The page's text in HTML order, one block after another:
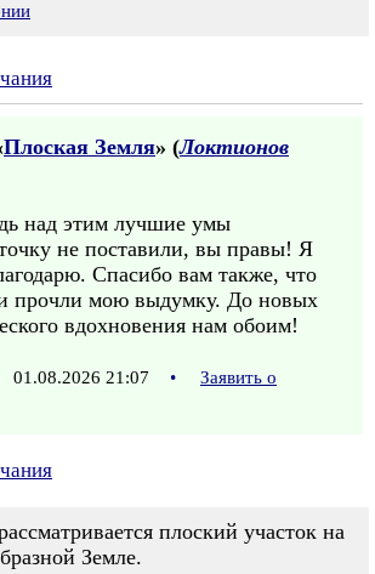
Плоская Земля» (Локтионов
над этим лучшие умы
не поставили, вы правы! Я
Спасибо вам также, что
прочли мою выдумку. До новых
вдохновения нам обоим!
01.08.2026 21:07 •
Заявить о
плоский участок на
Земле.